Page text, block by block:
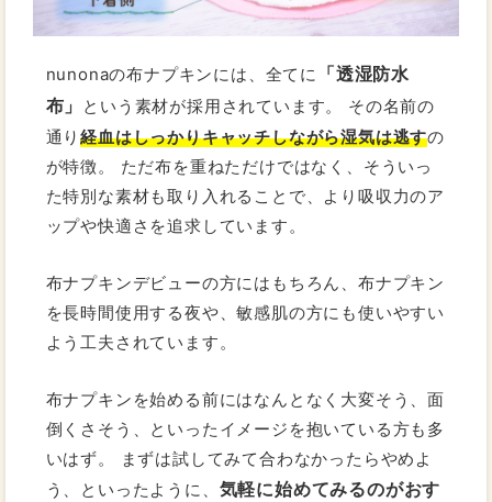
nunonaの布ナプキンには、全てに 「透湿防水
布」
という素材が採用されています。 その名前の
通り経血はしっかりキャッチしながら湿気は逃すの
が特徴。 ただ布を重ねただけではなく、そういっ
た特別な素材も取り入れることで、より吸収力のア
ップや快適さを追求しています。
布ナプキンデビューの方にはもちろん、布ナプキン
を長時間使用する夜や、敏感肌の方にも使いやすい
よう工夫されています。
布ナプキンを始める前にはなんとなく大変そう、面
倒くさそう、といったイメージを抱いている方も多
いはず。 まずは試してみて合わなかったらやめよ
う、といったように、 気軽に始めてみるのがおす